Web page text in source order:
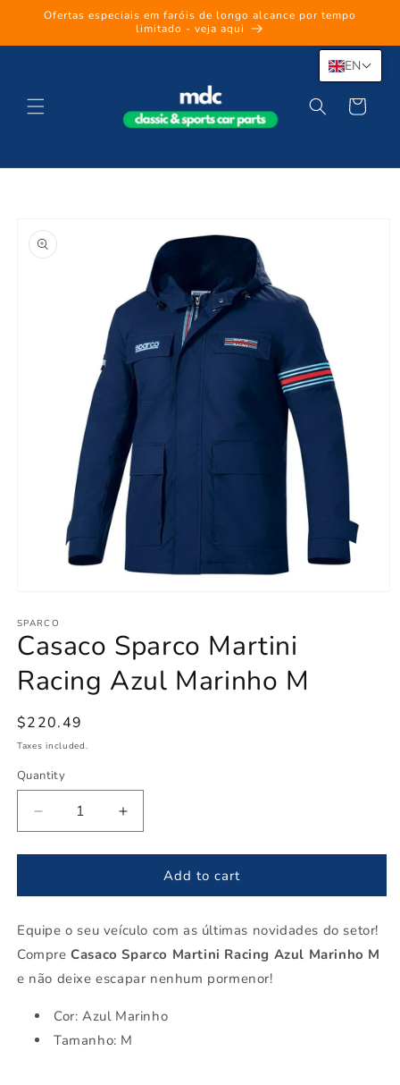
Skip to
Ofertas especiais em faróis de longo alcance por tempo
limitado - veja aqui
Cart
product
information
1
in
modal
SPARCO
Casaco Sparco Martini
Racing Azul Marinho M
Regular
price
$220.49
Taxes included.
Quantity
Decrease
quantity
for
Sparco
Racing
Azul
Marinho
M
Increase
quantity
for
Casaco
Sparco
Racing
Azul
Marinho
M
Add to cart
Equipe o seu veículo com as últimas novidades do setor!
CompreCasaco Sparco Martini Racing Azul Marinho M
e não deixe escapar nenhum pormenor!
Cor: Azul Marinho
Tamanho: M
EN